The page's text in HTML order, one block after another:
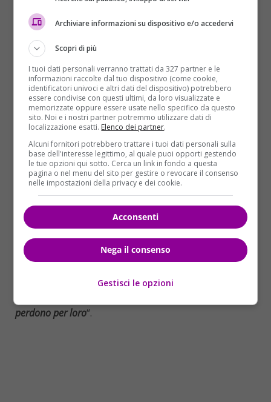
assieme a un altro uomo, con precedenti proprio per
frodi alle assicurazioni.
La sorella della vittima ha dichiarato: “Sono certa che
sia stato tutto programmato, anche il suo
matrimonio. Noi della famiglia non sapevano che si
sarebbe sposato, è avvenuto tutto molto in fretta.
Hanno lasciato mio fratello agonizzante e in coma su
quella strada e ancora non capisco cosa ci facesse lì
quella sera. Forse è stato portato con l’inganno. (…)
Abbiamo chiesto spiegazioni alla suocera ma lei
diceva di non sapere nulla. Anzi ha raccontato che
quella sera hanno aspettato mio fratello fino a
mezzanotte preoccupati perché non era rincasato.
Ma a loro non importava nulla di lui. Al suo funerale
non ho visto versare una lacrima da nessuno della
sua nuova famiglia e questo mi è bastato per capire
che i miei sospetti erano fondati. Ora voglio che
aveva una bimba di 4 anni nata da una precedente
perdono per loro“.
Archiviare informazioni su dispositivo e/o accedervi
Scopri di più
I tuoi dati personali verranno trattati da 327 partner e le
informazioni raccolte dal tuo dispositivo (come cookie,
identificatori univoci e altri dati del dispositivo) potrebbero
essere condivise con questi ultimi, da loro visualizzate e
memorizzate oppure essere usate nello specifico da questo
sito. Noi e i nostri partner potremmo utilizzare dati di
localizzazione esatti. Elenco dei partner.
Alcuni fornitori potrebbero trattare i tuoi dati personali sulla
base dell'interesse legittimo, al quale puoi opporti gestendo
le tue opzioni qui sotto. Cerca un link in fondo a questa
pagina o nel menu del sito per gestire o revocare il consenso
nelle impostazioni della privacy e dei cookie.
Acconsenti
Nega il consenso
Gestisci le opzioni